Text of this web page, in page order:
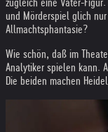
zugleich eine Vater-
und Mörderspiel glich
Allmachtsphantasie?
Wie schön, daß im
Analytiker spielen kann.
Die beiden machen